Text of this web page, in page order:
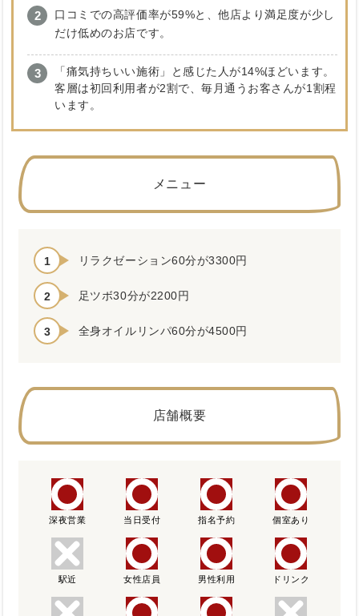
口コミでの高評価率が59%と、他店より満足度が少し
だけ低めのお店です。
「痛気持ちいい施術」と感じた人が14%ほどいます。
客層は初回利用者が2割で、毎月通うお客さんが1割程
います。
メニュー
リラクゼーション60分が3300円
足ツボ30分が2200円
全身オイルリンパ60分が4500円
店舗概要
深夜営業 当日受付 指名予約 個室あり
駅近 女性店員 男性利用 ドリンク